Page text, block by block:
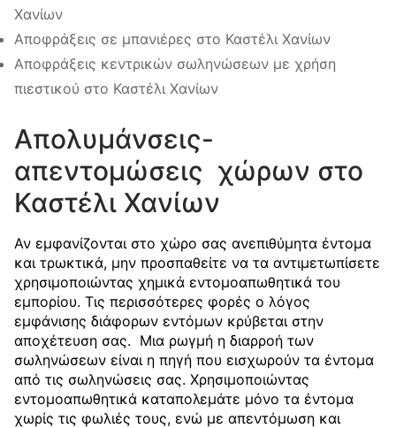
Χανίων
Αποφράξεις σε μπανιέρες στο Καστέλι Χανίων
Αποφράξεις κεντρικών σωληνώσεων με χρήση
πιεστικού στο Καστέλι Χανίων
Απολυμάνσεις-
απεντομώσεις χώρων στο
Καστέλι Χανίων
Αν εμφανίζονται στο χώρο σας ανεπιθύμητα έντομα
και τρωκτικά, μην προσπαθείτε να τα αντιμετωπίσετε
χρησιμοποιώντας χημικά εντομοαπωθητικά του
εμπορίου. Τις περισσότερες φορές ο λόγος
εμφάνισης διάφορων εντόμων κρύβεται στην
αποχέτευση σας. Μια ρωγμή η διαρροή των
σωληνώσεων είναι η πηγή που εισχωρούν τα έντομα
από τις σωληνώσεις σας. Χρησιμοποιώντας
εντομοαπωθητικά καταπολεμάτε μόνο τα έντομα
χωρίς τις φωλιές τους, ενώ με απεντόμωση και